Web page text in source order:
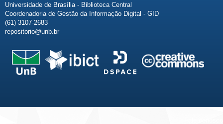
Universidade de Brasília - Biblioteca Central
Coordenadoria de Gestão da Informação Digital - GID
(61) 3107-2683
repositorio@unb.br